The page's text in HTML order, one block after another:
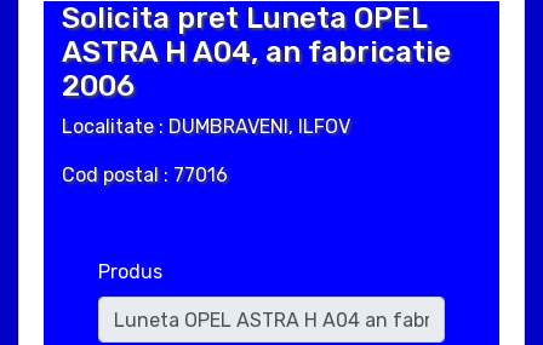
Solicita pret Luneta OPEL
ASTRA H A04, an fabricatie
2006
Localitate : DUMBRAVENI, ILFOV
Cod postal : 77016
Produs